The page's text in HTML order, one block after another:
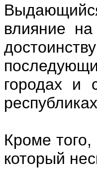
влияние
городах и
Кроме
который